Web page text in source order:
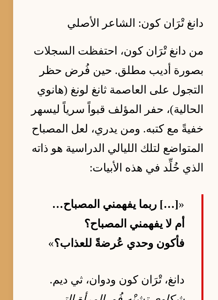
دانغ تْرَان كون: الشاعر الأصلي
من دانغ تْرَان كون، احتفظت السجلات
بصورة أديب مطلق. حين فُرض حظر
التجول على العاصمة ثانغ لونغ (هانوي
الحالية)، حفر المؤلف قبواً سرياً ليسهر
خفيةً مع كتبه. ومن يدري، لعل المصباح
المتواضع لتلك الليالي الدراسية هو ذاته
الذي خُلِّد في هذه الأبيات:
«[…] ربما يفهمني المصباح…
أم لا يفهمني المصباح؟
فأكون وحدي عُرضةً للعذاب؟»
دانغ، تْرَان كون ودوان، ثي ديم.